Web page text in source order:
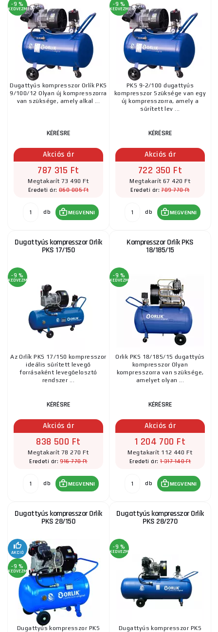
-9 %
KEDVEZMÉNY
Dugattyús kompresszor Orlík PKS
9/100/12 Olyan új kompresszorra
van szüksége, amely alkal ...
KÉRÉSRE
Akciós ár
787 315 Ft
Megtakarít 73 490 Ft
Eredeti ár: 860 805 Ft
db MEGVENNI
-9 %
KEDVEZMÉNY
PKS 9-2/100 dugattyús
kompresszor Szüksége van egy
új kompresszorra, amely a
sűrített lev ...
KÉRÉSRE
Akciós ár
722 350 Ft
Megtakarít 67 420 Ft
Eredeti ár:789 770 Ft
db MEGVENNI
Dugattyús kompresszor Orlík
PKS 17/150
-9 %
KEDVEZMÉNY
Az Orlík PKS 17/150 kompresszor
ideális sűrített levegő
forrásaként levegőelosztó
rendszer ...
KÉRÉSRE
Akciós ár
838 500 Ft
Megtakarít 78 270 Ft
Eredeti ár:916 770 Ft
db MEGVENNI
Kompresszor Orlík PKS
18/185/15
-9 %
KEDVEZMÉNY
Orlik PKS 18/185/15 dugattyús
kompresszor Olyan
kompresszorra van szüksége,
amelyet olyan ...
KÉRÉSRE
Akciós ár
1 204 700 Ft
Megtakarít 112 440 Ft
Eredeti ár: 1 317 140 Ft
db MEGVENNI
Dugattyús kompresszor Orlík
PKS 28/150
AKCIÓ
-9 %
KEDVEZMÉNY
Dugattyús kompresszor PKS
Dugattyús kompresszor Orlík
PKS 28/270
-9 %
KEDVEZMÉNY
Dugattyús kompresszor PKS